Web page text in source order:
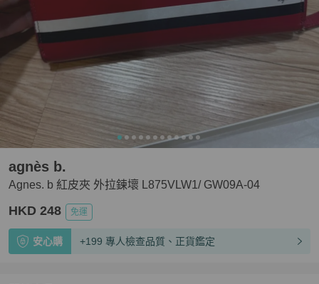
Agnes. b 紅皮夾 外拉鍊壞 L875VLW1/ GW09A-04
agnès b.
HKD 248 免運
安心購 +199 專人檢查品質、正貨鑑定